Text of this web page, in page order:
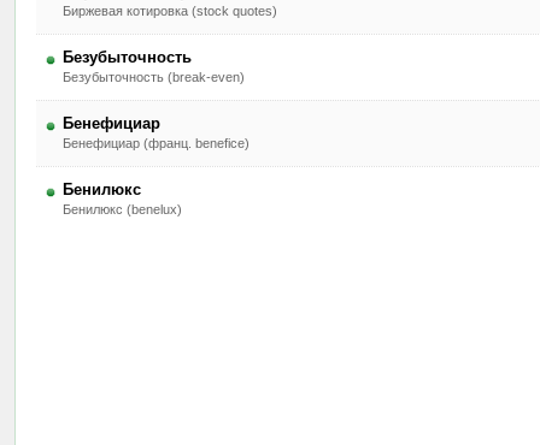
Биржевая котировка (stock quotes)
Безубыточность
Безубыточность (break-even)
Бенефициар
Бенефициар (франц. benefice)
Бенилюкс
Бенилюкс (benelux)